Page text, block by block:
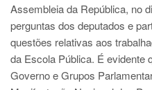
Assembleia da República, no
perguntas dos deputados e
questões relativas aos
da Escola Pública. É evidente
Governo e Grupos